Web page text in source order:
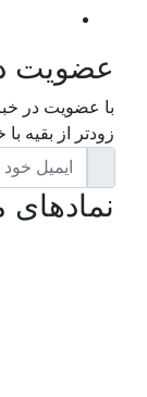
عضویت
با عضویت در
زودتر از بقیه با
نمادهای